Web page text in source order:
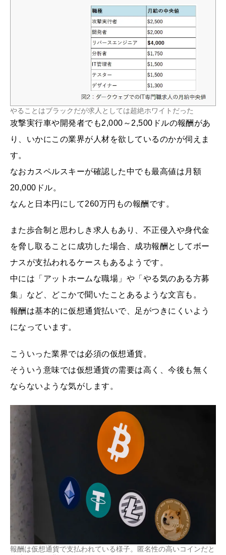
やることはブラックだが求人としては超絶ホワイトだった
攻撃実行車や開発者でも2,000～2,500ドルの報酬があ
り、いかにこの業界が人材を欲しているのかが伺えま
す。
なおカスペルスキーが確認した中でも最高値は月額
20,000ドル。
なんと日本円にして260万円もの報酬です。
また歩合制と思わしき求人もあり、不正侵入や身代金
を脅し取ることに成功した場合、成功報酬としてボー
ナスが支払われるケースもあるようです。
中には「アットホームな職場」や「やる気のある方募
集」など、どこかで聞いたことあるような文言も。
報酬は基本的に仮想通貨払いで、足がつきにくいよう
になっています。
こういった業界では必須の仮想通貨。
そういう意味では仮想通貨の需要は高く、今後も無く
ならないような気がします。
報酬は仮想通貨で支払われている様子。匿名性の高いコインだと